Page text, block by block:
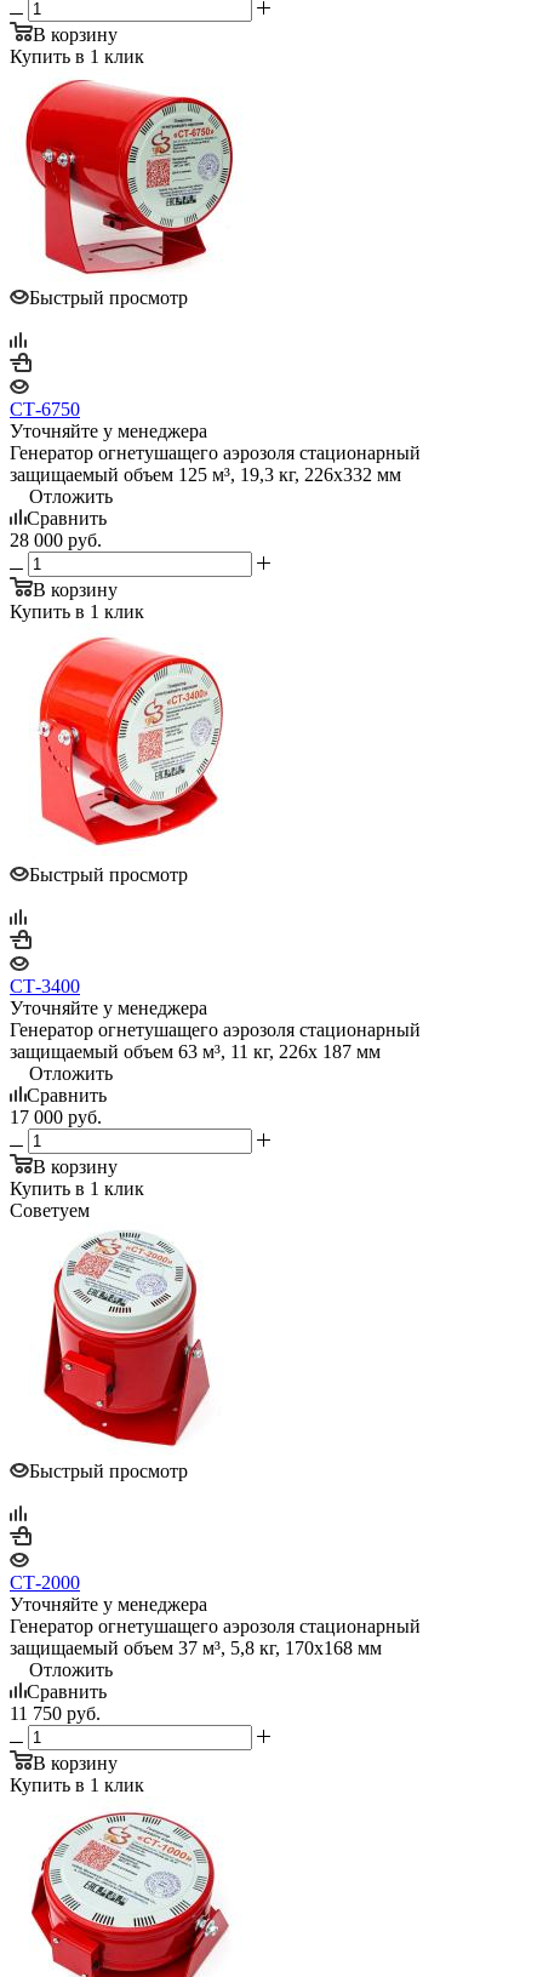
В корзину
Купить в 1 клик
Быстрый просмотр
СТ-6750
Уточняйте у менеджера
Генератор огнетушащего аэрозоля стационарный
защищаемый объем 125 м³, 19,3 кг, 226х332 мм
Отложить
Сравнить
28 000 руб.
В корзину
Купить в 1 клик
Быстрый просмотр
СТ-3400
Уточняйте у менеджера
Генератор огнетушащего аэрозоля стационарный
защищаемый объем 63 м³, 11 кг, 226х 187 мм
Отложить
Сравнить
17 000 руб.
В корзину
Купить в 1 клик
Советуем
Быстрый просмотр
СТ-2000
Уточняйте у менеджера
Генератор огнетушащего аэрозоля стационарный
защищаемый объем 37 м³, 5,8 кг, 170х168 мм
Отложить
Сравнить
11 750 руб.
В корзину
Купить в 1 клик